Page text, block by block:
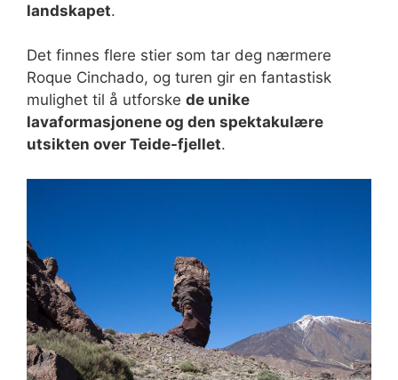
landskapet.
Det finnes flere stier som tar deg nærmere
Roque Cinchado, og turen gir en fantastisk
mulighet til å utforske de unike
lavaformasjonene og den spektakulære
utsikten over Teide-fjellet.